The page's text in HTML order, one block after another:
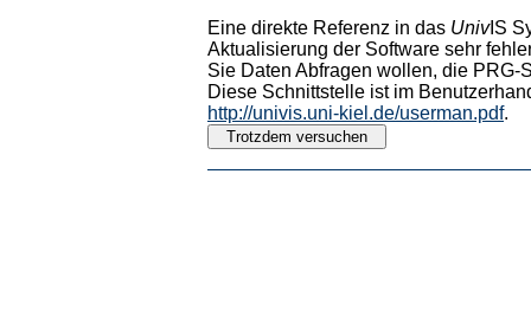
Eine direkte Referenz in das UnivIS
Aktualisierung der Software sehr
Sie Daten Abfragen wollen, die PRG-
Diese Schnittstelle ist im
http://univis.uni-kiel.de/userman.pdf.